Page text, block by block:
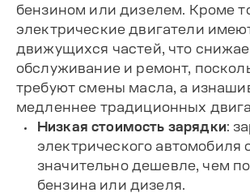
бензином или дизелем. Кроме
электрические двигатели
движущихся частей, что
обслуживание и ремонт,
требуют смены масла, а
медленнее традиционных
Низкая стоимость зарядки:
электрического автомобиля
значительно дешевле, чем
бензина или дизеля.